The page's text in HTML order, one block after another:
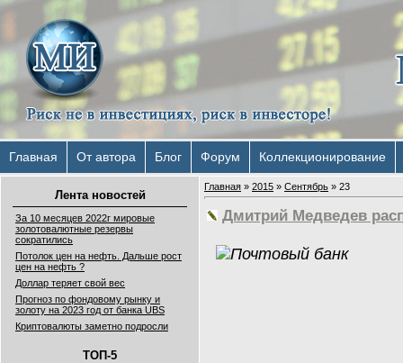
Главная От автора Блог Форум Коллекционирование
Лента новостей
За 10 месяцев 2022г мировые
золотовалютные резервы
сократились
Потолок цен на нефть. Дальше рост
цен на нефть ?
Доллар теряет свой вес
Прогноз по фондовому рынку и
золоту на 2023 год от банка UBS
Криптовалюты заметно подросли
ТОП-5
Главная » 2015 » Сентябрь » 23
Дмитрий Медведев